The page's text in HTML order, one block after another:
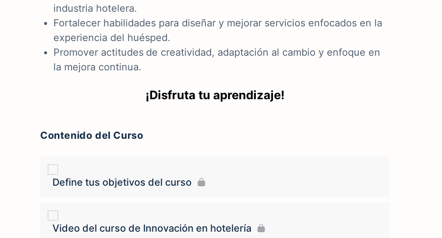
industria hotelera.
Fortalecer habilidades para diseñar y mejorar servicios enfocados en la
experiencia del huésped.
Promover actitudes de creatividad, adaptación al cambio y enfoque en
la mejora continua.
¡Disfruta tu aprendizaje!
Contenido del Curso
Define tus objetivos del curso
Video del curso de Innovación en hotelería